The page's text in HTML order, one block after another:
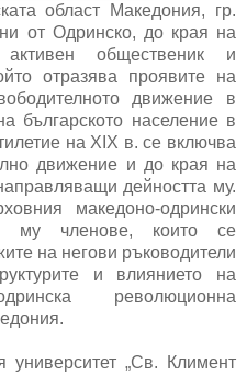
област Македония, гр.
от Одринско, до края на
общественик и
отразява проявите на
движение в
българското население в
на XIX в. се включва
движение и до края на
дейността му.
македоно-одрински
му членове, които се
на негови ръководители
и влиянието на
революционна
„Св. Климент